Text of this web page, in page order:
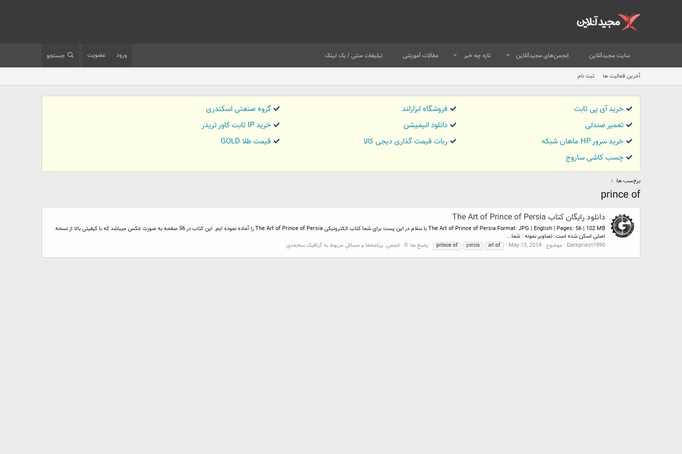
سایت مجیدآنلاین انجمن‌های مجیدآنلاین تازه چه خبر مقالات آموزشی تبلیغات متنی / بک لینک ورود عضویت جستجو
آخرین فعالیت ها ثبت نام
خرید آی پی ثابت فروشگاه ابزارلند
گروه صنعتی اسکندری
تعمیر صندلی
داتلود انیمیشن
خرید IP ثابت کاور تریدر
خرید سرور HP ماهان شبکه
ربات قیمت گذاری دیجی کالا
قیمت طلا GOLD
چسب کاشی ساروج
برچسب ها
prince of
دانلود رایگان کتاب The Art of Prince of Persia
The Art of Prince of Persia Format: JPG | English | Pages: 56 | 102 MB با سلام در این پست برای شما کتاب الکترونیکی The Art of Prince of Persia را آماده نموده ایم. این کتاب در 56 صفحه به صورت عکس میباشد که با کیفیتی بالا از نسخه
اصلی اسکن شده است. تصاویر نمونه : شما...
Darkpriest1990
موضوع May 13, 2014
art of
persia
prince of پاسخ ها: 0 انجمن: برنامه‌ها و مسائل مربوط به گرافیک سه‌بعدی